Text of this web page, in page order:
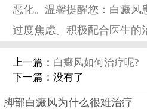
恶化。温馨提醒您：白癜风
过度焦虑。积极配合医生的
上一篇： 白癜风如何治疗呢?
下一篇：没有了
脚部白癜风为什么很难治疗